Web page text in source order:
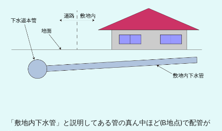
「敷地内下水管」と説明してある管の真ん中ほど(B地点)で配管が